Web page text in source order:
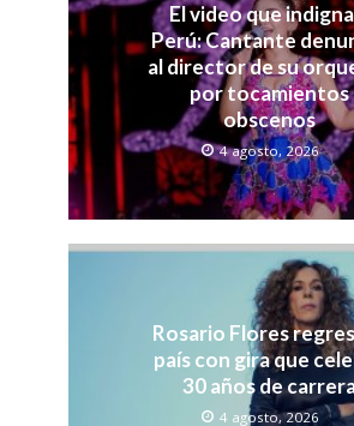
El video que
Perú: Cantante
al director de su
por tocamientos
obscenos
4 agosto, 2026
Rosario Flores
país con gira que
30 años de
4 agosto, 2026